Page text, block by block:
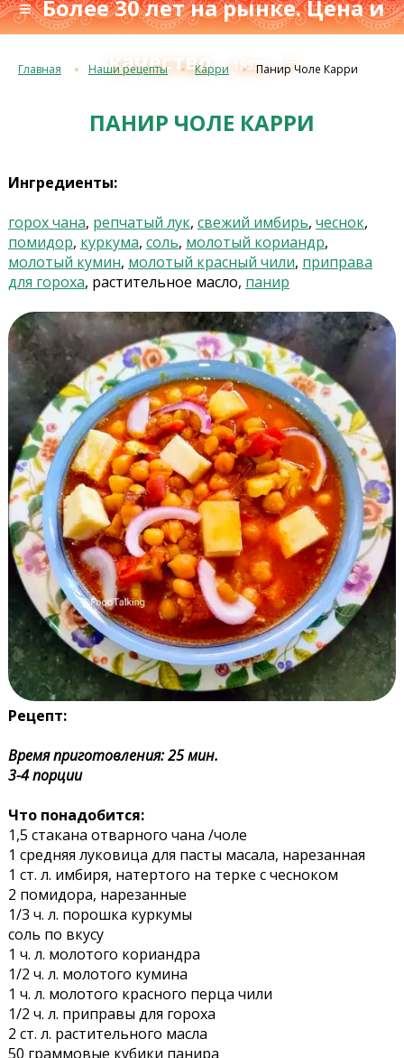
≡ Более 30 лет на рынке. Цена и
качествос 1993 г.≡
Главная Наши рецепты Карри Панир Чоле Карри
ПАНИР ЧОЛЕ КАРРИ
Ингредиенты:
горох чана, репчатый лук, свежий имбирь, чеснок,
помидор, куркума, соль, молотый кориандр,
молотый кумин, молотый красный чили, приправа
для гороха, растительное масло, панир
Рецепт:
Время приготовления: 25 мин.
3-4 порции
Что понадобится:
1,5 стакана отварного чана /чоле
1 средняя луковица для пасты масала, нарезанная
1 ст. л. имбиря, натертого на терке с чесноком
2 помидора, нарезанные
1/3 ч. л. порошка куркумы
соль по вкусу
1 ч. л. молотого кориандра
1/2 ч. л. молотого кумина
1 ч. л. молотого красного перца чили
1/2 ч. л. приправы для гороха
2 ст. л. растительного масла
50 граммовые кубики панира